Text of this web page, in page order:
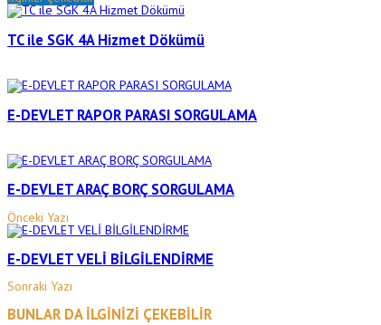
TC ile SGK 4A Hizmet Dökümü
E-DEVLET RAPOR PARASI SORGULAMA
E-DEVLET ARAÇ BORÇ SORGULAMA
Önceki Yazı
E-DEVLET VELİ BİLGİLENDİRME
Sonraki Yazı
BUNLAR DA İLGİNİZİ ÇEKEBİLİR